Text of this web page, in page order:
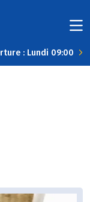
: Lundi 09:00